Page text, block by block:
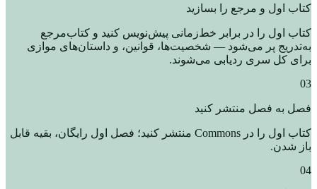
کتاب اول و مرجع را بسازید
کتاب اول را در برابر خط‌زمانی پیش‌نویس کنید و کتاب‌مرجع
به‌تدریج پر می‌شود — شخصیت‌ها، قوانین، و داستان‌های موازی
برای کل سری ردیابی می‌شوند.
03
فصل به فصل منتشر کنید
کتاب اول را در Commons منتشر کنید؛ فصل اول رایگان، بقیه قابل
باز شدن.
04